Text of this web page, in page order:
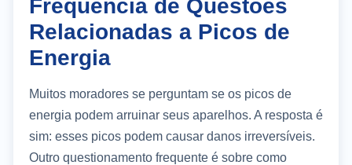
Frequência de Questões
Relacionadas a Picos de
Energia
Muitos moradores se perguntam se os picos de
energia podem arruinar seus aparelhos. A resposta é
sim: esses picos podem causar danos irreversíveis.
Outro questionamento frequente é sobre como